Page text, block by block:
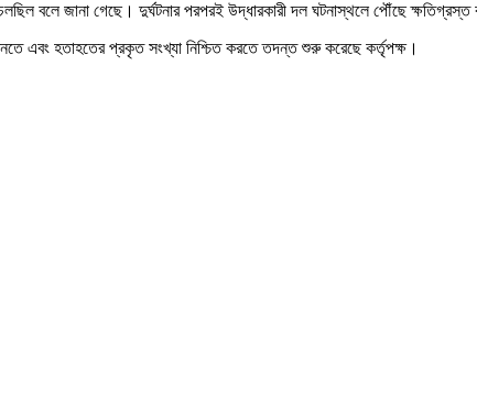
বলে জানা গেছে। দুর্ঘটনার পরপরই উদ্ধারকারী দল ঘটনাস্থলে পৌঁছে ক্ষতিগ্রস্ত
এবং হতাহতের প্রকৃত সংখ্যা নিশ্চিত করতে তদন্ত শুরু করেছে কর্তৃপক্ষ।